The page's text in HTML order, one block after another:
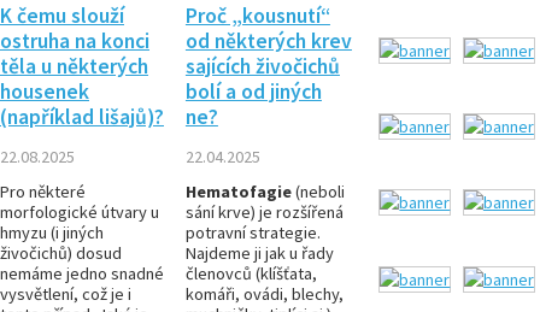
K čemu slouží
ostruha na konci
těla u některých
housenek
(například lišajů)?
22.08.2025
Pro některé
morfologické útvary u
hmyzu (i jiných
živočichů) dosud
nemáme jedno snadné
vysvětlení, což je i
Proč „kousnutí“
od některých krev
sajících živočichů
bolí a od jiných
ne?
22.04.2025
Hematofagie(neboli
sání krve) je rozšířená
potravní strategie.
Najdeme ji jak u řady
členovců (klíšťata,
komáři, ovádi, blechy,